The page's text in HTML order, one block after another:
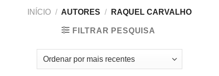
INÍCIO / AUTORES / RAQUEL CARVALHO
FILTRAR PESQUISA